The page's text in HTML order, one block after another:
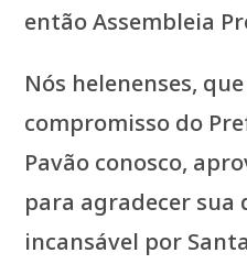
então Assembleia
Nós helenenses,
compromisso do
Pavão conosco,
para agradecer sua
incansável por